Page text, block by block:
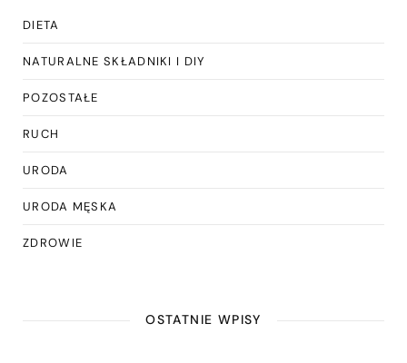
DIETA
NATURALNE SKŁADNIKI I DIY
POZOSTAŁE
RUCH
URODA
URODA MĘSKA
ZDROWIE
OSTATNIE WPISY